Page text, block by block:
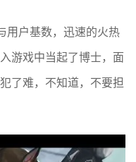
用户基数，迅速的火热
游戏中当起了博士，面
了难，不知道，不要担